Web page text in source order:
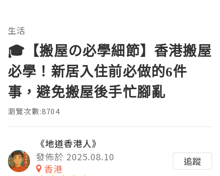
生活
🎓【搬屋の必學細節】香港搬屋
必學！新居入住前必做的6件
事，避免搬屋後手忙腳亂
瀏覽次數:8704
《地道香港人》
發佈於 2025.08.10
香港
追蹤